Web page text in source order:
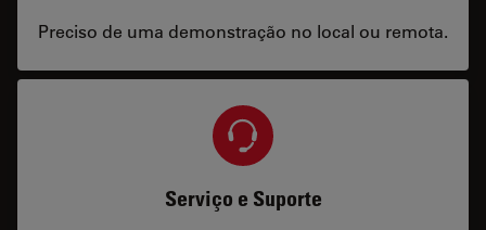
Preciso de uma demonstração no local ou remota.
Serviço e Suporte